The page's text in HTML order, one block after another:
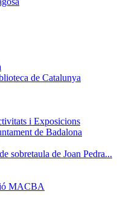
de Catalunya
i Exposicions
de Badalona
sobretaula de Joan Pedra...
MACBA